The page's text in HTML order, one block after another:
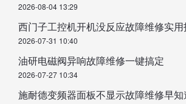
2026-08-04 13:29
西门子工控机开机没反应故障维修实用
2026-07-31 10:40
油研电磁阀异响故障维修一键搞定
2026-07-27 10:34
施耐德变频器面板不显示故障维修早知